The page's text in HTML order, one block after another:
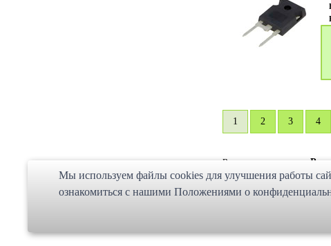
1 2 3 4
Вы находитесь в разделе
Категория товаров:
Мы используем файлы cookies для улучшения работы
ознакомиться с нашими Положениями о